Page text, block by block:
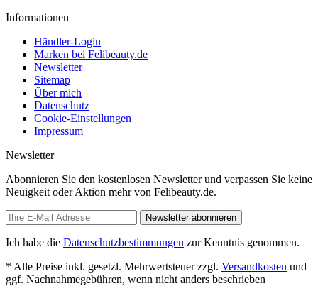
Informationen
Händler-Login
Marken bei Felibeauty.de
Newsletter
Sitemap
Über mich
Datenschutz
Cookie-Einstellungen
Impressum
Newsletter
Abonnieren Sie den kostenlosen Newsletter und verpassen Sie keine
Neuigkeit oder Aktion mehr von Felibeauty.de.
Newsletter abonnieren
Ich habe die Datenschutzbestimmungen zur Kenntnis genommen.
* Alle Preise inkl. gesetzl. Mehrwertsteuer zzgl. Versandkosten und
ggf. Nachnahmegebühren, wenn nicht anders beschrieben